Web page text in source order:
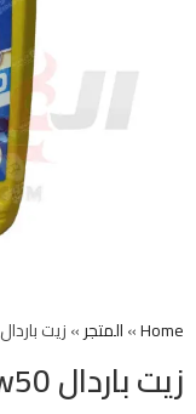
Home
»المتجر»زيت باردال 20w50
زيت باردال 20w50